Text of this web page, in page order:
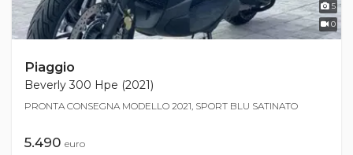
5
0
Piaggio
Beverly 300 Hpe (2021)
PRONTA CONSEGNA MODELLO 2021, SPORT BLU SATINATO
5.490 euro